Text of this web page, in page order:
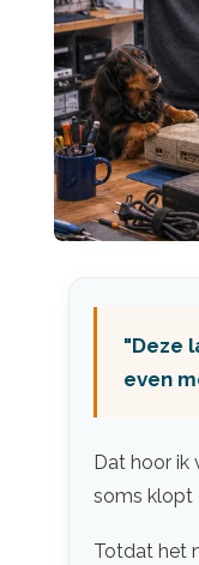
"Deze
even
Dat hoor ik
soms klopt
Totdat het